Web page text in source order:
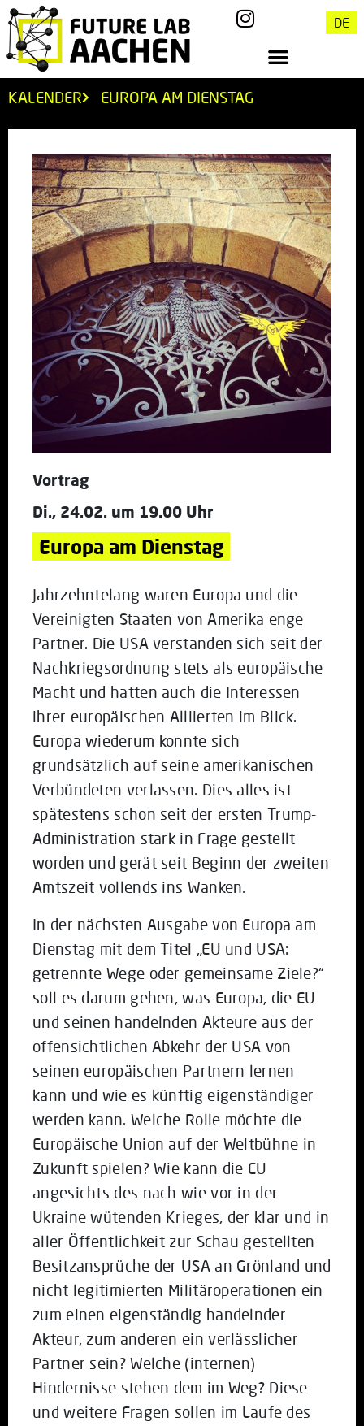
DE
KALENDER EUROPA AM DIENSTAG
Vortrag
Di., 24.02. um 19.00 Uhr
Europa am Dienstag
Jahrzehntelang waren Europa und die
Vereinigten Staaten von Amerika enge
Partner. Die USA verstanden sich seit der
Nachkriegsordnung stets als europäische
Macht und hatten auch die Interessen
ihrer europäischen Alliierten im Blick.
Europa wiederum konnte sich
grundsätzlich auf seine amerikanischen
Verbündeten verlassen. Dies alles ist
spätestens schon seit der ersten Trump-
Administration stark in Frage gestellt
worden und gerät seit Beginn der zweiten
Amtszeit vollends ins Wanken.
In der nächsten Ausgabe von Europa am
Dienstag mit dem Titel „EU und USA:
getrennte Wege oder gemeinsame Ziele?“
soll es darum gehen, was Europa, die EU
und seinen handelnden Akteure aus der
offensichtlichen Abkehr der USA von
seinen europäischen Partnern lernen
kann und wie es künftig eigenständiger
werden kann. Welche Rolle möchte die
Europäische Union auf der Weltbühne in
Zukunft spielen? Wie kann die EU
angesichts des nach wie vor in der
Ukraine wütenden Krieges, der klar und in
aller Öffentlichkeit zur Schau gestellten
Besitzansprüche der USA an Grönland und
nicht legitimierten Militäroperationen ein
zum einen eigenständig handelnder
Akteur, zum anderen ein verlässlicher
Partner sein? Welche (internen)
Hindernisse stehen dem im Weg? Diese
und weitere Fragen sollen im Laufe des